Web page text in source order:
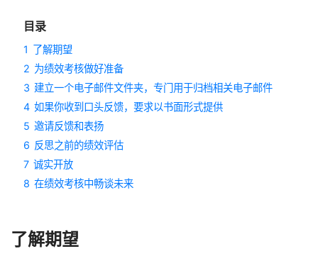
目录
1 了解期望
2 为绩效考核做好准备
3 建立一个电子邮件文件夹，专门用于归档相关电子邮件
4 如果你收到口头反馈，要求以书面形式提供
5 邀请反馈和表扬
6 反思之前的绩效评估
7 诚实开放
8 在绩效考核中畅谈未来
了解期望